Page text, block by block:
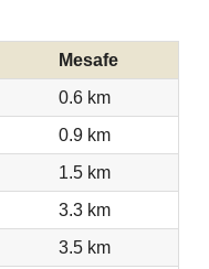
Mesafe
0.6 km
0.9 km
1.5 km
3.3 km
3.5 km